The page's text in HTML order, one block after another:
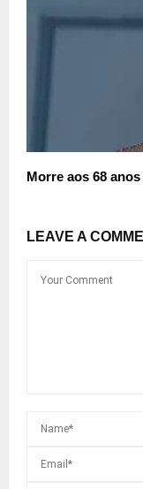
Morre aos 68
LEAVE A